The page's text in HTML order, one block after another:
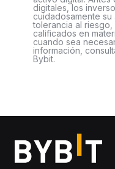
digitales, los
cuidadosamente
tolerancia al
calificados en
cuando sea
información,
Bybit.